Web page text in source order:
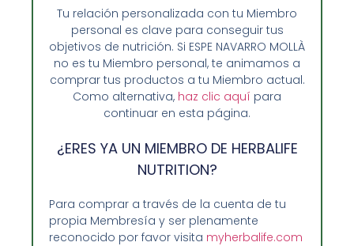
necesidades; ven a nuestra tienda
Enformaherbal de Valenciay nosotros te
asesoraremos al respecto. Muy pronto notarás las
diferencias.
Compartir:
Facebook Twitter
Tu relación personalizada con tu Miembro
personal es clave para conseguir tus
objetivos de nutrición. Si ESPE NAVARRO MOLLÀ
no es tu Miembro personal, te animamos a
comprar tus productos a tu Miembro actual.
Como alternativa, haz clic aquí para
continuar en esta página.
¿ERES YA UN MIEMBRO DE HERBALIFE
NUTRITION?
Para comprar a través de la cuenta de tu
propia Membresía y ser plenamente
reconocido por favor visita myherbalife.com